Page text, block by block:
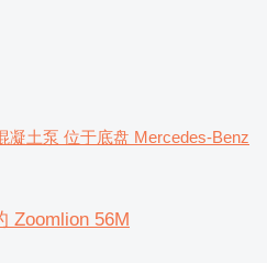
凝土泵 位于底盘 Mercedes-Benz
Zoomlion 56M